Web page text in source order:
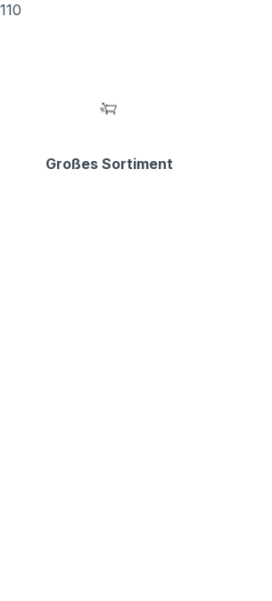
Großes Sortiment